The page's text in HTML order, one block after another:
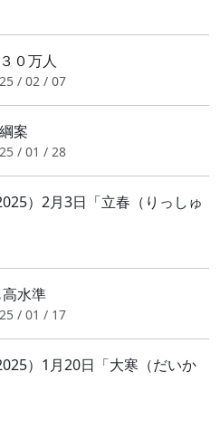
０万人
/ 02 / 07
案
/ 01 / 28
）2月3日「立春（りっしゅ
水準
/ 01 / 17
）1月20日「大寒（だいか